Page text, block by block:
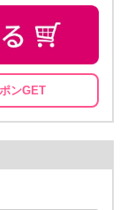
ンGET